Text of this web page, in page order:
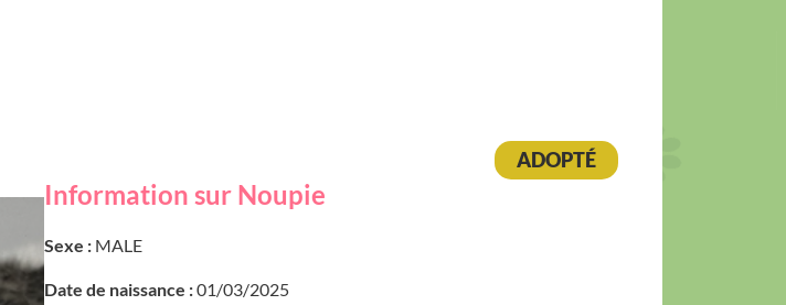
ADOPTÉ
Information sur Noupie
Sexe : MALE
Date de naissance :01/03/2025